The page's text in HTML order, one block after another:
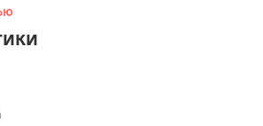
корпус;